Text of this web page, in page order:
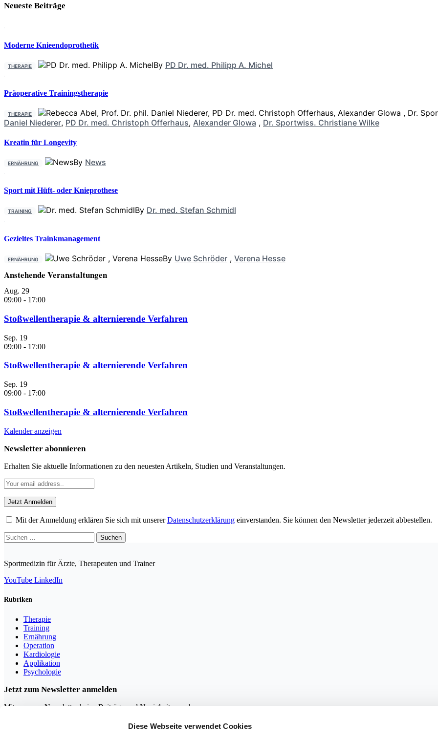
Diese Webseite verwendet Cookies
Neueste Beiträge
Moderne Knieendoprothetik
THERAPIE By PD Dr. med. Philipp A. Michel
Präoperative Trainingstherapie
THERAPIE
Daniel Niederer, PD Dr. med. Christoph Offerhaus, Alexander Glowa , Dr. Sportwiss. Christiane Wilke
Kreatin für Longevity
ERNÄHRUNG By News
Sport mit Hüft- oder Knieprothese
TRAINING By Dr. med. Stefan Schmidl
Gezieltes Trainkmanagement
ERNÄHRUNG By Uwe Schröder , Verena Hesse
Anstehende Veranstaltungen
Aug. 29
09:00 - 17:00
Stoßwellentherapie & alternierende Verfahren
Sep. 19
09:00 - 17:00
Stoßwellentherapie & alternierende Verfahren
Sep. 19
09:00 - 17:00
Stoßwellentherapie & alternierende Verfahren
Kalender anzeigen
Newsletter abonnieren
Erhalten Sie aktuelle Informationen zu den neuesten Artikeln, Studien und Veranstaltungen.
Mit der Anmeldung erklären Sie sich mit unsererDatenschutzerklärung einverstanden. Sie können den Newsletter jederzeit abbestellen.
Suchen
nach:
Sportmedizin für Ärzte, Therapeuten und Trainer
YouTube LinkedIn
Rubriken
Therapie
Training
Ernährung
Operation
Kardiologie
Applikation
Psychologie
Jetzt zum Newsletter anmelden
Mit unserem Newsletter keine Beiträge und Neuigkeiten mehr verpassen.